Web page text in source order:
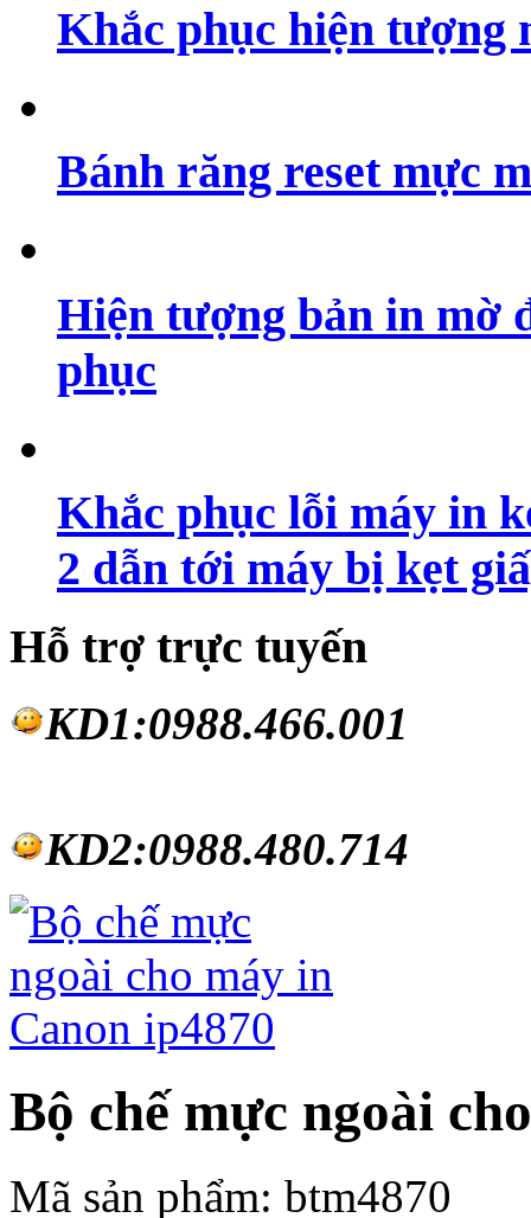
Khắc phục hiện tượng
Bánh răng reset mực
Hiện tượng bản in mờ
phục
Khắc phục lỗi máy in
2 dẫn tới máy bị kẹt
Hỗ trợ trực tuyến
KD1:0988.466.001
KD2:0988.480.714
Bộ chế mực ngoài
Mã sản phẩm: btm4870